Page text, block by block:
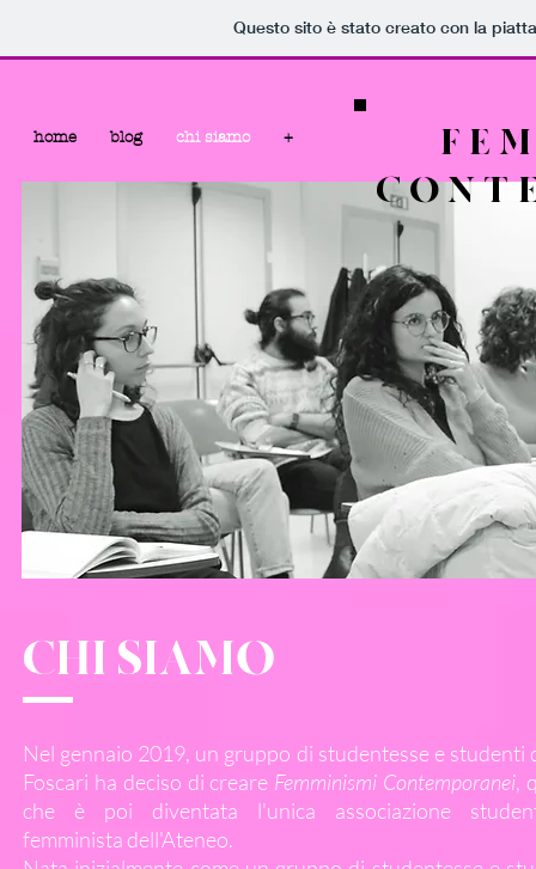
Questo sito è stato creato con la
home blog chi siamo +
CHI SIAMO
Nel gennaio 2019, un gruppo di studentesse e studenti
Foscari ha deciso di creare Femminismi Contemporanei,
che è poi diventata l'unica associazione
femminista dell'Ateneo.